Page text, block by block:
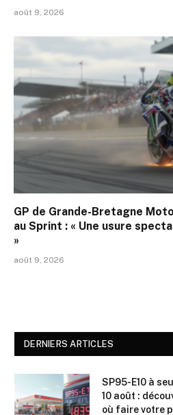
août 9, 2026
GP de Grande-Bretagne
au Sprint : « Une usure
»
août 9, 2026
DERNIERS ARTICLES
SP95-E10 à
10 août :
où faire votre